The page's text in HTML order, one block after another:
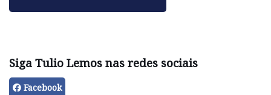
Siga Tulio Lemos nas redes sociais
Facebook